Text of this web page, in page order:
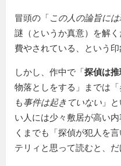
冒頭の「この人の論旨に
謎（というか真意）を解
費やされている、という印
しかし、作中で「探偵は
物落としをする」までは「
も事件は起きていない 」
い人には少々敷居が高い
くまでも「探偵が犯人を
テリィと思って読むと、だ